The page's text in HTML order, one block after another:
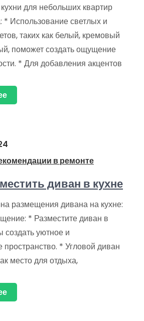
для небольших квартир
* Использование светлых и
таких как белый, кремовый
поможет создать ощущение
* Для добавления акцентов
в ремонте
диван в кухне
размещения дивана на кухне:
* Разместите диван в
создать уютное и
* Угловой диван
место для отдыха,